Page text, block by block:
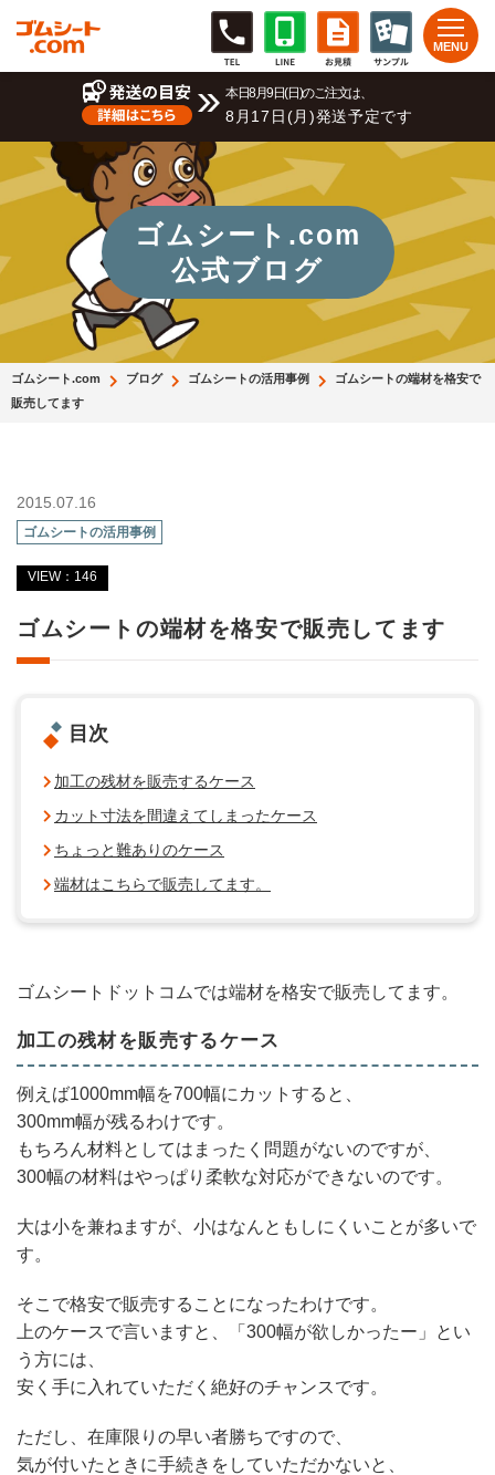
本日8月9日(日)のご注文は、
8月17日(月)発送予定です
ゴムシート.com
公式ブログ
ゴムシート.com ブログ ゴムシートの活用事例
ゴムシートの端材を格安で
販売してます
2015.07.16
ゴムシートの活用事例
VIEW：146
ゴムシートの端材を格安で販売してます
目次
加工の残材を販売するケース
カット寸法を間違えてしまったケース
ちょっと難ありのケース
端材はこちらで販売してます。
ゴムシートドットコムでは端材を格安で販売してます。
加工の残材を販売するケース
例えば1000mm幅を700幅にカットすると、
300mm幅が残るわけです。
もちろん材料としてはまったく問題がないのですが、
300幅の材料はやっぱり柔軟な対応ができないのです。
大は小を兼ねますが、小はなんともしにくいことが多いで
す。
そこで格安で販売することになったわけです。
上のケースで言いますと、「300幅が欲しかったー」とい
う方には、
安く手に入れていただく絶好のチャンスです。
ただし、在庫限りの早い者勝ちですので、
気が付いたときに手続きをしていただかないと、